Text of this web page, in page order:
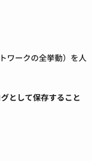
ワークの全挙動）を人
として保存すること